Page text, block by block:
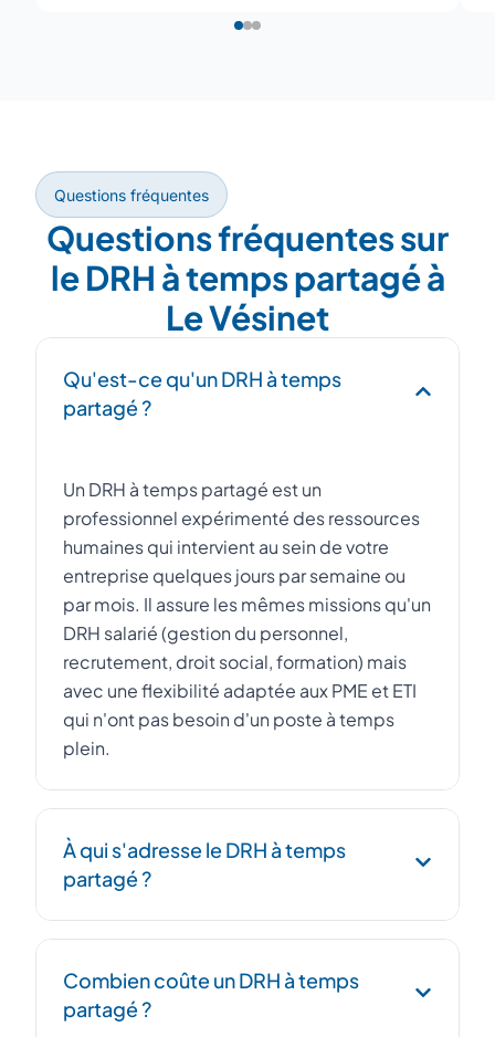
Questions fréquentes
Questions fréquentes sur
le DRH à temps partagé à
Le Vésinet
Qu'est-ce qu'un DRH à temps
partagé ?
Un DRH à temps partagé est un
professionnel expérimenté des ressources
humaines qui intervient au sein de votre
entreprise quelques jours par semaine ou
par mois. Il assure les mêmes missions qu'un
DRH salarié (gestion du personnel,
recrutement, droit social, formation) mais
avec une flexibilité adaptée aux PME et ETI
qui n'ont pas besoin d'un poste à temps
plein.
À qui s'adresse le DRH à temps
partagé ?
startups et ETI de 10 à 500 salariés qui
souhaitent professionnaliser leur fonction
Combien coûte un DRH à temps
partagé ?